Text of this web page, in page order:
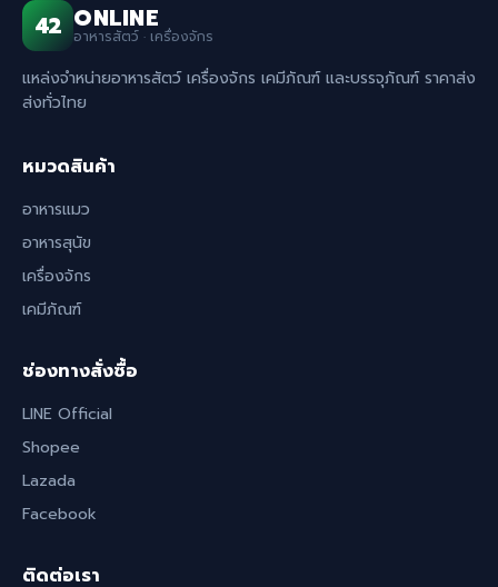
42 ONLINE
อาหารสัตว์ · เครื่องจักร
แหล่งจำหน่ายอาหารสัตว์ เครื่องจักร เคมีภัณฑ์ และบรรจุภัณฑ์ ราคาส่ง
ส่งทั่วไทย
หมวดสินค้า
อาหารแมว
อาหารสุนัข
เครื่องจักร
เคมีภัณฑ์
ช่องทางสั่งซื้อ
LINE Official
Shopee
Lazada
Facebook
ติดต่อเรา